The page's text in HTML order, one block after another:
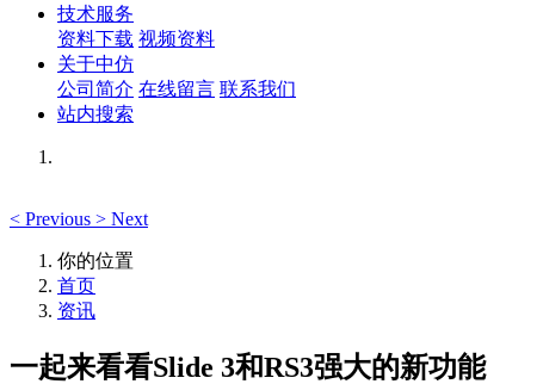
技术服务
资料下载 视频资料
关于中仿
公司简介 在线留言 联系我们
站内搜索
< Previous > Next
你的位置
首页
资讯
一起来看看Slide 3和RS3强大的新功能